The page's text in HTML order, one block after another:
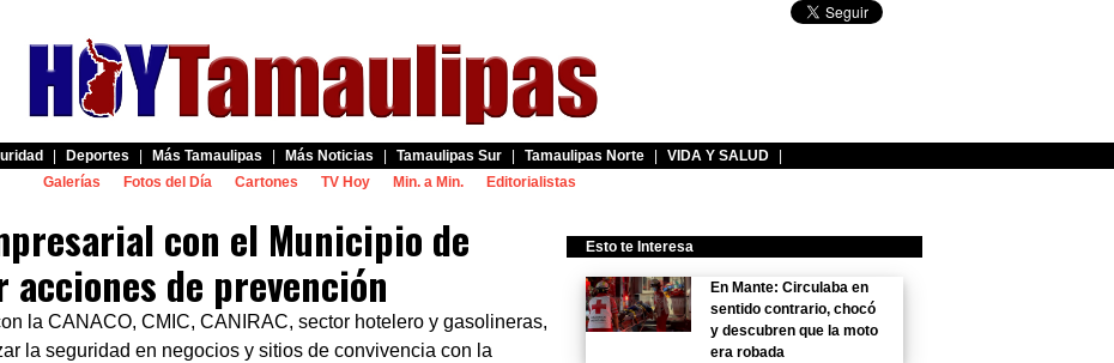
Deportes Más Tamaulipas Más Noticias Tamaulipas Sur Tamaulipas Norte VIDA Y SALUD
Galerías
Fotos del Día Cartones TV Hoy Min. a Min. Editorialistas
con el Municipio de
de prevención
la CANACO, CMIC, CANIRAC, sector hotelero y gasolineras,
la seguridad en negocios y sitios de convivencia con la
Esto te Interesa
En Mante: Circulaba en
sentido contrario, chocó
y descubren que la moto
era robada